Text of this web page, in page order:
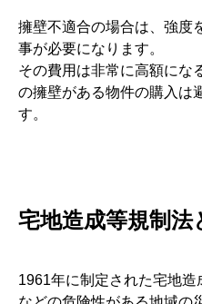
擁壁不適合の場合は、強度
事が必要になります。
その費用は非常に高額にな
の擁壁がある物件の購入は
す。
宅地造成等規制法
1961年に制定された宅地